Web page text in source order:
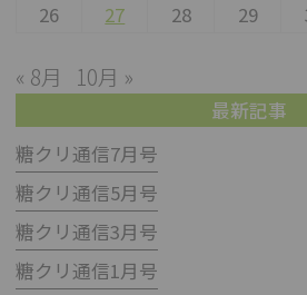
26
27 28 29
« 8月 10月 »
最新記事
糖クリ通信7月号
糖クリ通信5月号
糖クリ通信3月号
糖クリ通信1月号